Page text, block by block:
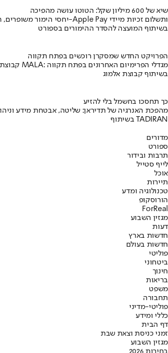
שיא של 600 מיליון שקל: הטוטו עושה מהפיכה
יחסי הימור משופרים, הפקדות ב-Apple Pay ותשלום זכיות מיידי
בשיתוף המועצה להסדר ההימורים בספורט
הפרויקט החדש שמסקרן רוכשים בפתח תקווה
קבוצת אלמוג מציגה את פרויקט MALA: מגדלי הפרימיום האחרונים בפתח תקווה
בשיתוף קבוצת אלמוג
כך תחסכו בחשמל בלי להזיע
מהפכת האנרגיה של תדיראן: שליטה, אבטחת מידע
בשיתוף TADIRAN
מדורים
ספורט
תרבות ובידור
לייף סטייל
אוכל
תיירות
טכנולוגיה ומדע
הורוסקופ
ForReal
מגזין השבוע
דעות
חדשות בארץ
חדשות בעולם
פוליטי
ביטחוני
חינוך
בריאות
משפט
תחבורה
פוליטי-מדיני
כללי ומידע
דף הבית
זמני כניסת וצאת שבת
מגזין השבוע